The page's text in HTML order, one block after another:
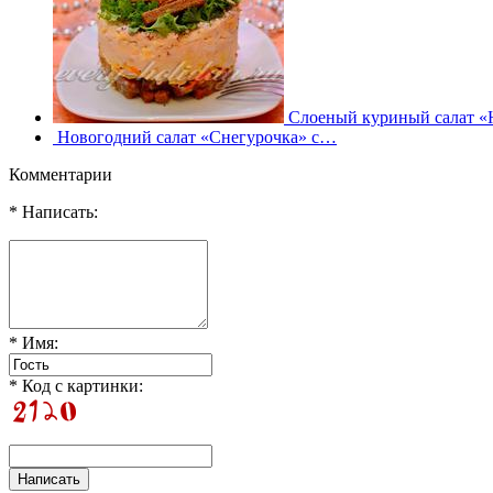
Слоеный куриный салат
Новогодний салат «Снегурочка» с…
Комментарии
* Написать:
* Имя:
* Код с картинки: